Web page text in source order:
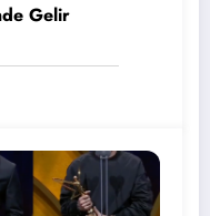
Gelir